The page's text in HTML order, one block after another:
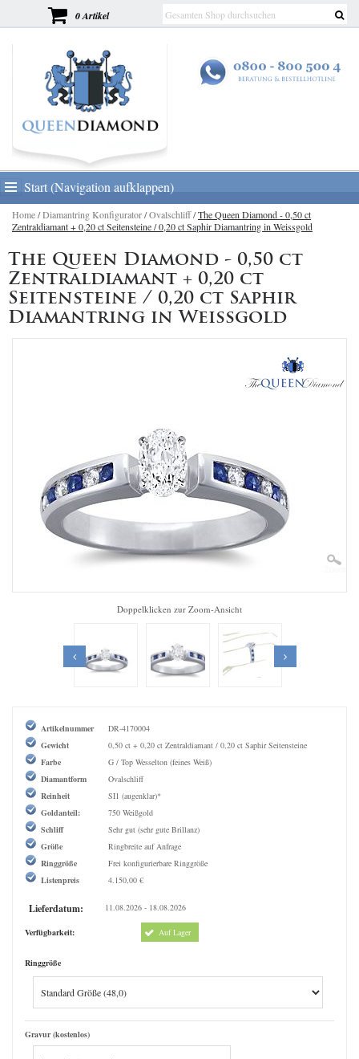
0 Artikel
Start (Navigation aufklappen)
Home/Diamantring Konfigurator/Ovalschliff/The Queen Diamond - 0,50 ct
Zentraldiamant + 0,20 ct Seitensteine / 0,20 ct Saphir Diamantring in Weissgold
The Queen Diamond - 0,50 ct
Zentraldiamant + 0,20 ct
Seitensteine / 0,20 ct Saphir
Diamantring in Weissgold
Zoom
Doppelklicken zur Zoom-Ansicht
Artikelnummer
DR-4170004
Gewicht
0,50 ct + 0,20 ct Zentraldiamant / 0,20 ct Saphir Seitensteine
Farbe
G / Top Wesselton (feines Weiß)
Diamantform
Ovalschliff
Reinheit
SI1 (augenklar)*
Goldanteil:
750 Weißgold
Schliff
Sehr gut (sehr gute Brillanz)
Größe
Ringbreite auf Anfrage
Ringgröße
Frei konfigurierbare Ringgröße
Listenpreis
4.150,00 €
Lieferdatum: 11.08.2026 - 18.08.2026
Verfügbarkeit: Auf Lager
Ringgröße
Gravur (kostenlos)